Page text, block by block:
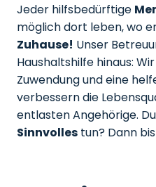
Jeder hilfsbedürftige
möglich dort leben, wo
Zuhause! Unser
Haushaltshilfe hinaus:
Zuwendung und eine
verbessern die
entlasten Angehörige.
Sinnvolles tun? Dann